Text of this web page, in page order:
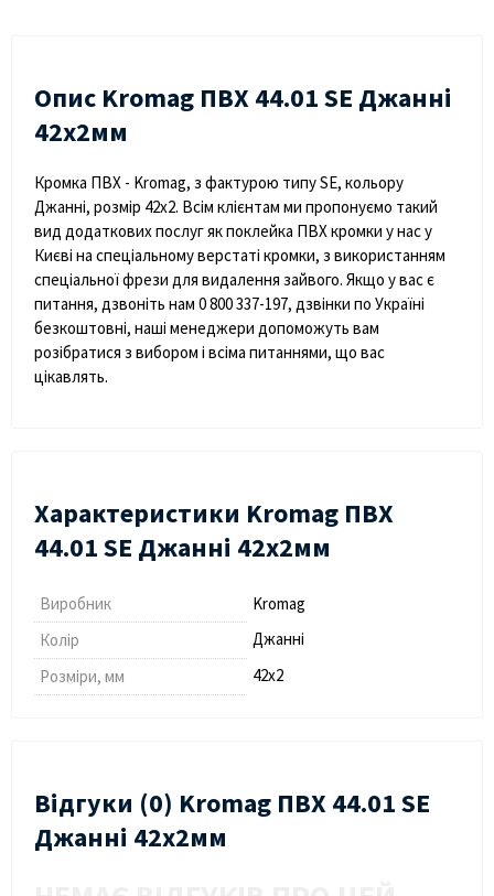
Опис Kromag ПВХ 44.01 SE Джанні
42х2мм
Кромка ПВХ - Kromag, з фактурою типу SE, кольору
Джанні, розмір 42х2. Всім клієнтам ми пропонуємо такий
вид додаткових послуг як поклейка ПВХ кромки у нас у
Києві на спеціальному верстаті кромки, з використанням
спеціальної фрези для видалення зайвого. Якщо у вас є
питання, дзвоніть нам 0 800 337-197, дзвінки по Україні
безкоштовні, наші менеджери допоможуть вам
розібратися з вибором і всіма питаннями, що вас
цікавлять.
Характеристики Kromag ПВХ
44.01 SE Джанні 42х2мм
Виробник
Kromag
Колір
Джанні
Розміри, мм
42х2
Відгуки (0) Kromag ПВХ 44.01 SE
Джанні 42х2мм